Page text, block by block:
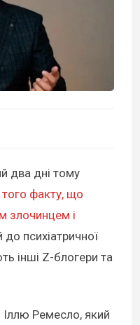
два дні тому
факту, що
злочинцем і
психіатричної
інші Z-блогери та
Ремесло, який